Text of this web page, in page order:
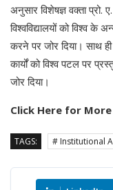
अनुसार विशेषज्ञ वक्ता
विश्वविद्यालयों को विश्व के
करने पर जोर दिया। साथ ही
कार्यों को विश्व पटल पर
जोर दिया।
Click Here for More
TAGS: # Institutional